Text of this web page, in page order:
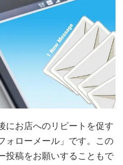
にお店へのリピートを促す
ォローメール」です。この
投稿をお願いすることもで